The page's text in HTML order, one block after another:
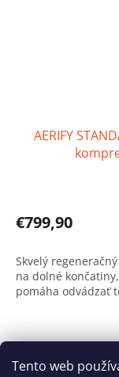
Tento web
AERIFY
produktu
je
z
5
hviezdičiek.
€799,90
Skvelý
na dolné
pomáha odvádzať
Z
Reklamačný